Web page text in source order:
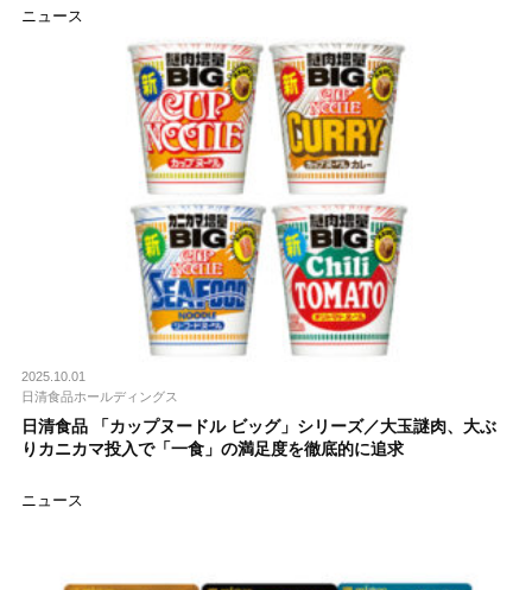
ニュース
2025.10.01
日清食品ホールディングス
日清食品 「カップヌードル ビッグ」シリーズ／大玉謎肉、大ぶ
りカニカマ投入で「一食」の満足度を徹底的に追求
ニュース